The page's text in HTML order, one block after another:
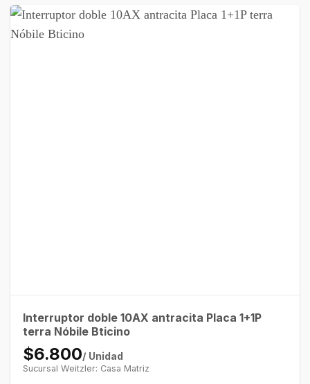
Interruptor doble 10AX antracita Placa 1+1P
terra Nóbile Bticino
$6.800/ Unidad
Sucursal Weitzler: Casa Matriz